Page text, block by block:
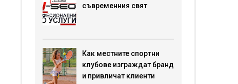
съвременния свят
Как местните спортни
клубове изграждат бранд
и привличат клиенти